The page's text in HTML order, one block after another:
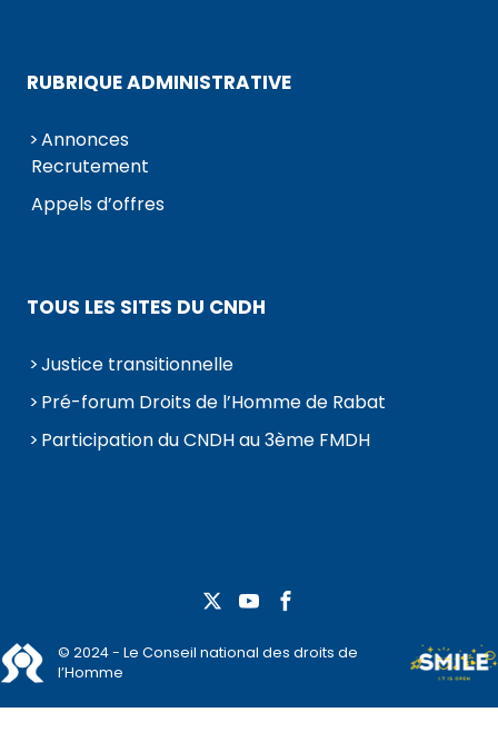
RUBRIQUE ADMINISTRATIVE
Annonces
Recrutement
Appels d’offres
TOUS LES SITES DU CNDH
Justice transitionnelle
Pré-forum Droits de l’Homme de Rabat
Participation du CNDH au 3ème FMDH
© 2024 - Le Conseil national des droits de
l’Homme